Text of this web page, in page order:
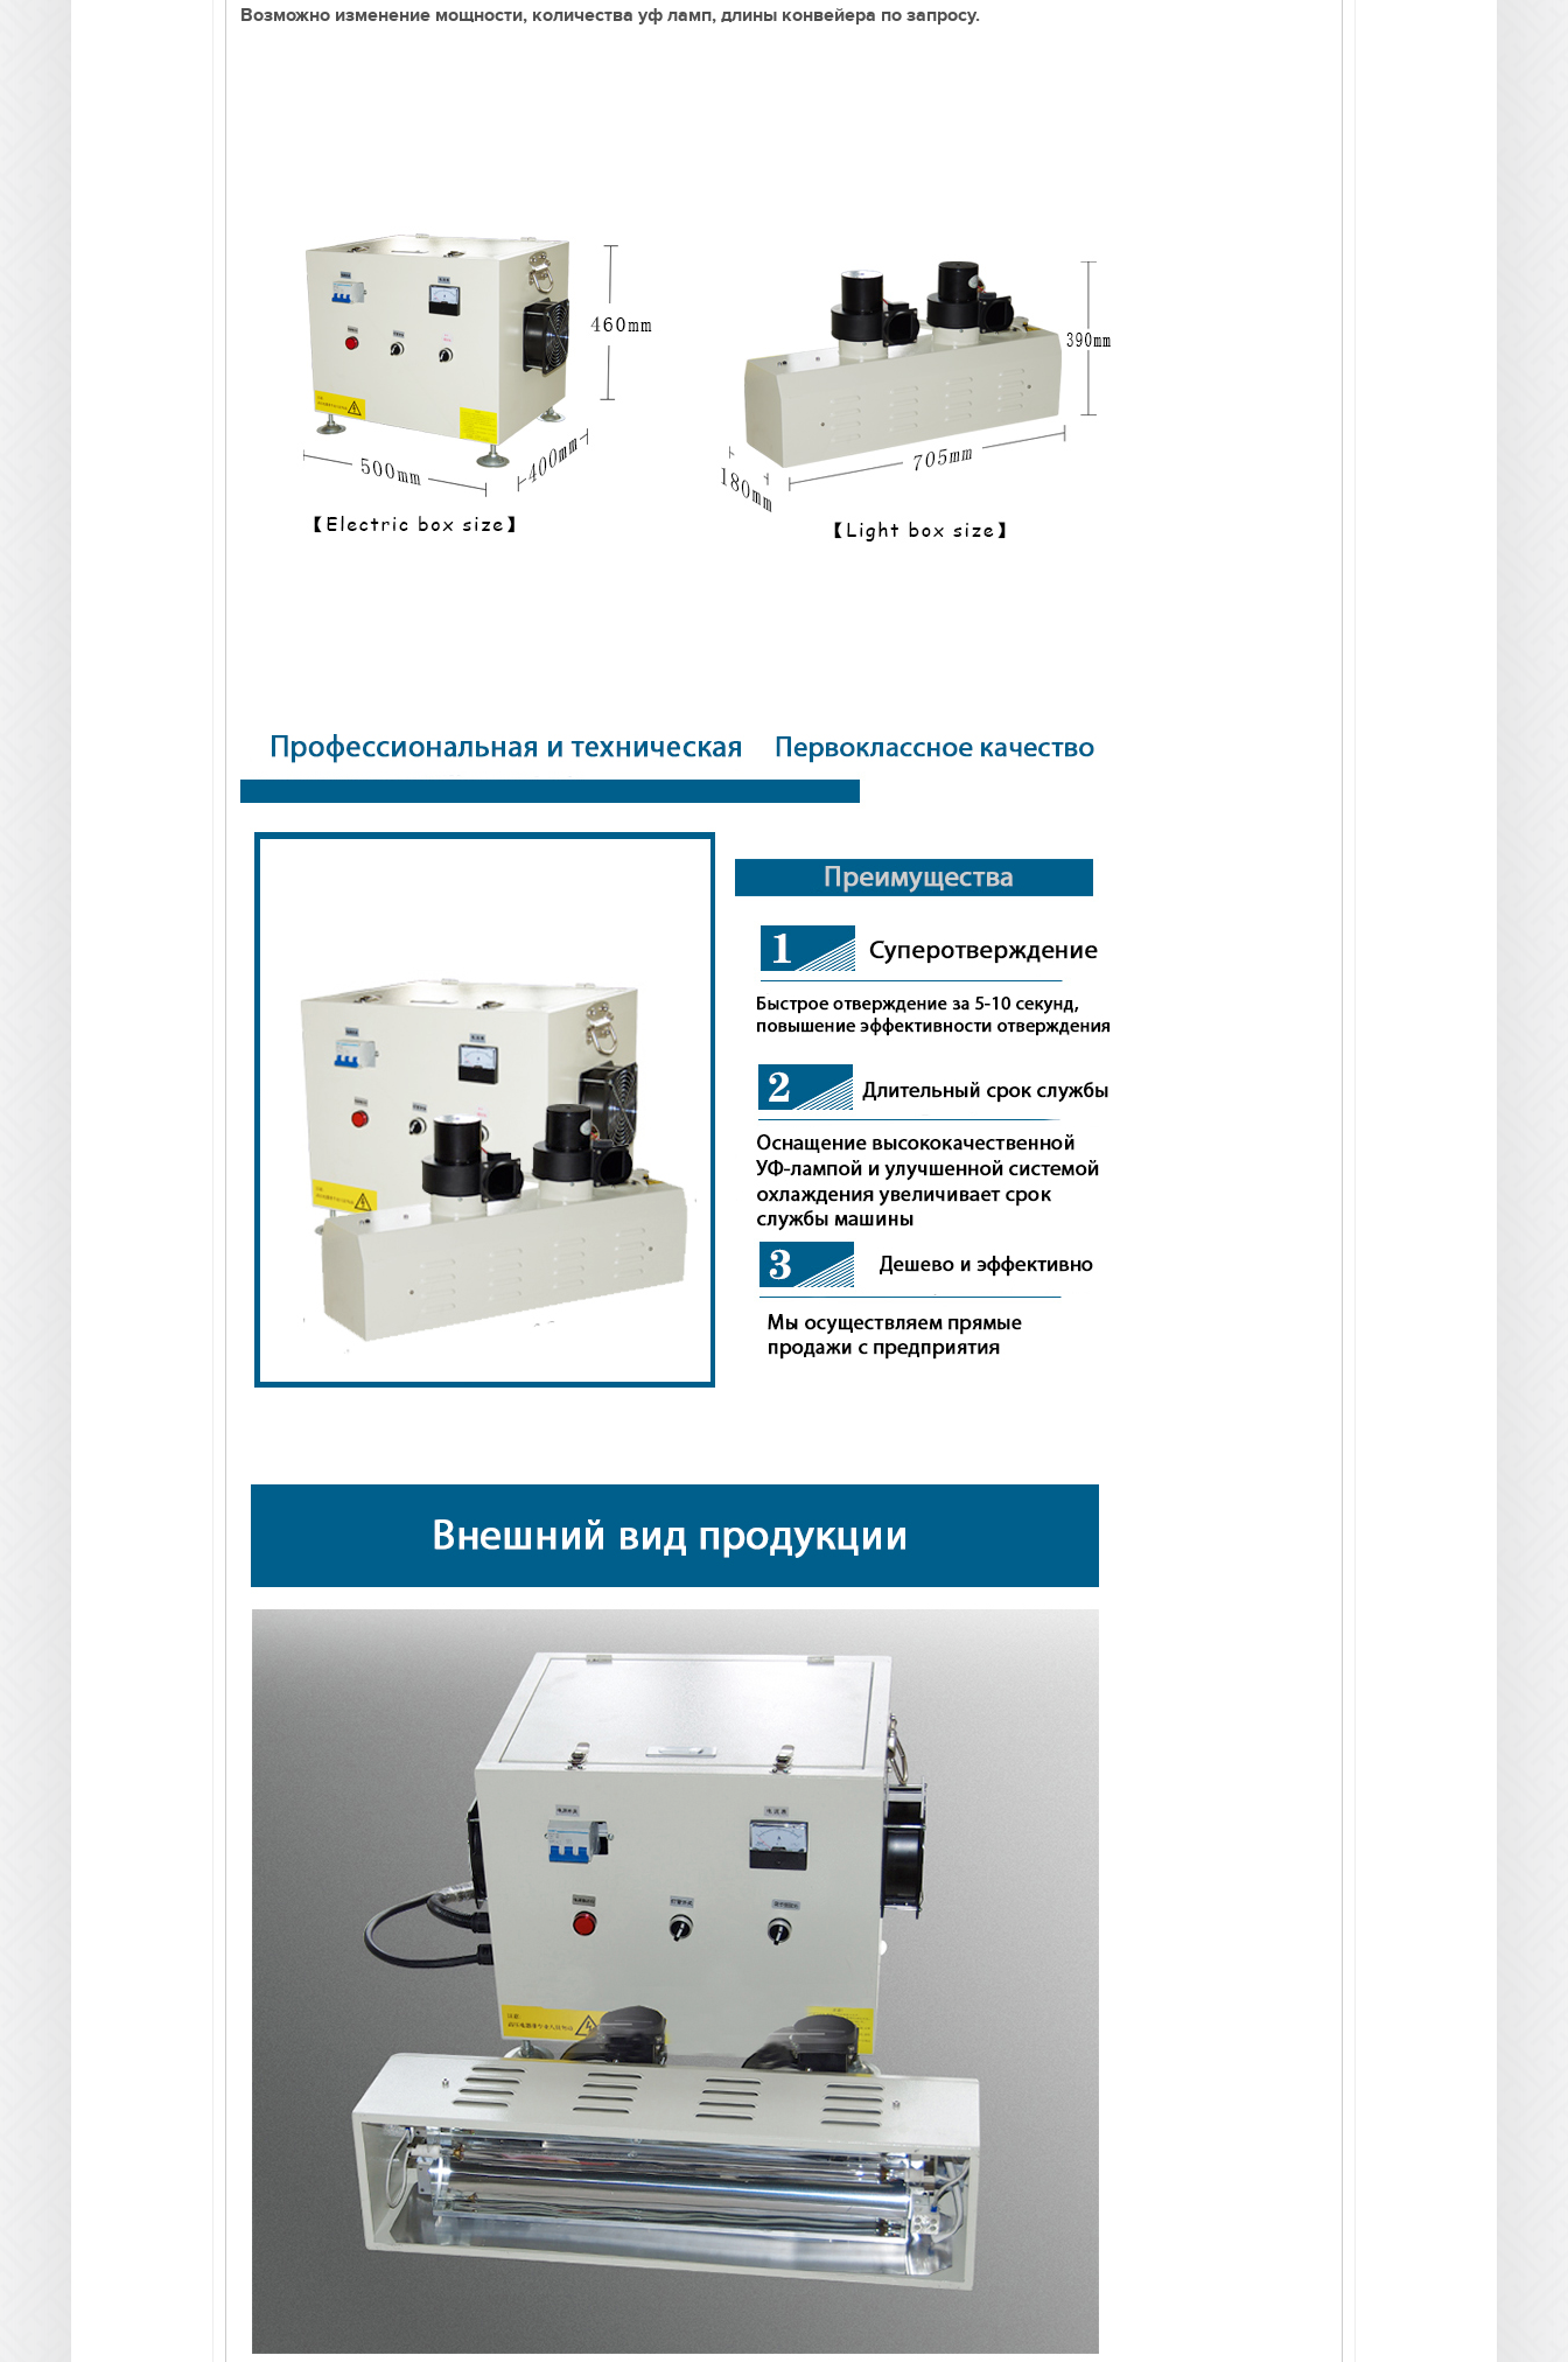
Возможно изменение мощности, количества уф ламп, длины конвейера по запросу.